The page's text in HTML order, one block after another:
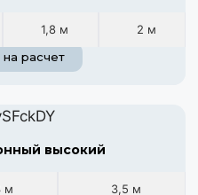
1,8 м
2 м
расчет
высокий
м
3,5 м